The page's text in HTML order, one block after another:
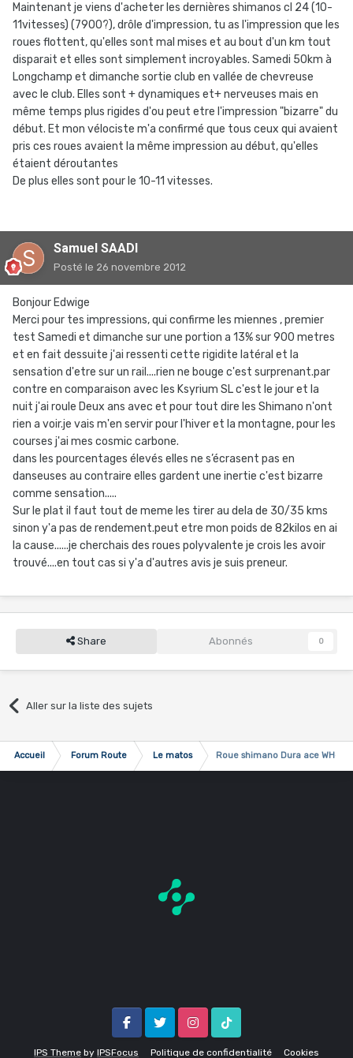
Maintenant je viens d'acheter les dernières shimanos cl 24 (10-
11vitesses) (7900?), drôle d'impression, tu as l'impression que les
roues flottent, qu'elles sont mal mises et au bout d'un km tout
disparait et elles sont simplement incroyables. Samedi 50km à
Longchamp et dimanche sortie club en vallée de chevreuse
avec le club. Elles sont + dynamiques et+ nerveuses mais en
même temps plus rigides d'ou peut etre l'impression "bizarre" du
début. Et mon vélociste m'a confirmé que tous ceux qui avaient
pris ces roues avaient la même impression au début, qu'elles
étaient déroutantes
De plus elles sont pour le 10-11 vitesses.
Samuel SAADI
Posté le 26 novembre 2012
Bonjour Edwige
Merci pour tes impressions, qui confirme les miennes , premier
test Samedi et dimanche sur une portion a 13% sur 900 metres
et en fait dessuite j'ai ressenti cette rigidite latéral et la
sensation d'etre sur un rail....rien ne bouge c'est surprenant.par
contre en comparaison avec les Ksyrium SL c'est le jour et la
nuit j'ai roule Deux ans avec et pour tout dire les Shimano n'ont
rien a voir.je vais m'en servir pour l'hiver et la montagne, pour les
courses j'ai mes cosmic carbone.
dans les pourcentages élevés elles ne s’écrasent pas en
danseuses au contraire elles gardent une inertie c'est bizarre
comme sensation.....
Sur le plat il faut tout de meme les tirer au dela de 30/35 kms
sinon y'a pas de rendement.peut etre mon poids de 82kilos en ai
la cause......je cherchais des roues polyvalente je crois les avoir
trouvé....en tout cas si y'a d'autres avis je suis preneur.
Share Abonnés 0
Aller sur la liste des sujets
Accueil Forum Route Le matos Roue shimano Dura ace WH-
IPS Theme by IPSFocus Politique de confidentialité Cookies
FacebookTwitter InstagramTik Tok